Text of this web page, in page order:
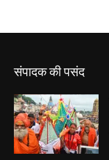
संपादक की पसंद